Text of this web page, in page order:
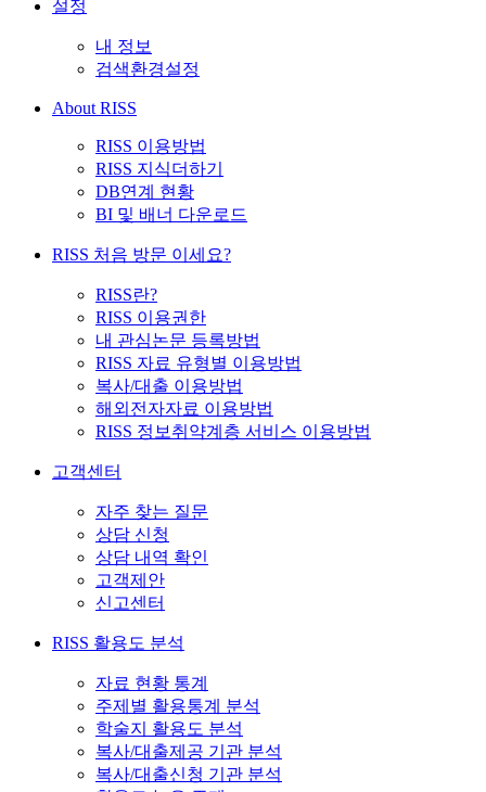
설정
내 정보
검색환경설정
About RISS
RISS 이용방법
RISS 지식더하기
DB연계 현황
BI 및 배너 다운로드
RISS 처음 방문 이세요?
RISS란?
RISS 이용권한
내 관심논문 등록방법
RISS 자료 유형별 이용방법
복사/대출 이용방법
해외전자자료 이용방법
RISS 정보취약계층 서비스 이용방법
고객센터
자주 찾는 질문
상담 신청
상담 내역 확인
고객제안
신고센터
RISS 활용도 분석
자료 현황 통계
주제별 활용통계 분석
학술지 활용도 분석
복사/대출제공 기관 분석
복사/대출신청 기관 분석